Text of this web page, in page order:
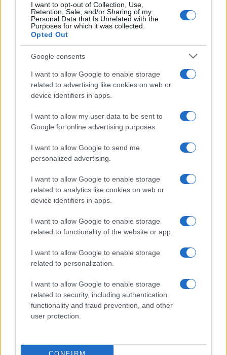
I want to opt-out of Collection, Use,
Retention, Sale, and/or Sharing of my
Personal Data that Is Unrelated with the
Purposes for which it was collected.
Opted Out
Google consents
I want to allow Google to enable storage
related to advertising like cookies on web or
device identifiers in apps.
I want to allow my user data to be sent to
Google for online advertising purposes.
I want to allow Google to send me
personalized advertising.
I want to allow Google to enable storage
related to analytics like cookies on web or
device identifiers in apps.
I want to allow Google to enable storage
related to functionality of the website or app.
I want to allow Google to enable storage
related to personalization.
I want to allow Google to enable storage
related to security, including authentication
functionality and fraud prevention, and other
user protection.
CONFIRM
Come ricostruito, Spinelli avrebbe voluto
trasformare quell’angolo di paradiso sulla riviera
del ponente ligure in una spiaggia privata
nell’ambito di un’operazione immobiliare nel
termine “oliando” i meccanismi della pubblica
amministrazione. E così avrebbe versato, insieme
campagna elettorale a fronte dell’impegno di
“trovare una soluzione” e di “agevolare una pratica
edilizia” nell’ambito della stessa operazione
immobiliare. Poi, sempre secondo la Procura
genovese, Toti avrebbe aiutato gli Spinelli a
ottenere concessioni e rinnovi per spazi in porto e
agevolando la pratica del “tombamento” di Calata
Concenter. Ma, come suggerisce la logica e come
ci ricordano gli interrogatori di garanzia, prima di
della difesa.
Franco Lodige, 14 maggio 2024
cliccare quiper iscriversi al canale ed essere sempre